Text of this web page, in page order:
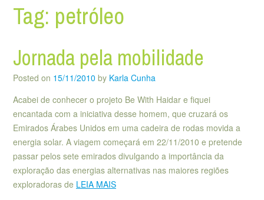
Tag: petróleo
Jornada pela mobilidade
Posted on 15/11/2010 by Karla Cunha
Acabei de conhecer o projeto Be With Haidar e fiquei
encantada com a iniciativa desse homem, que cruzará os
Emirados Árabes Unidos em uma cadeira de rodas movida a
energia solar. A viagem começará em 22/11/2010 e pretende
passar pelos sete emirados divulgando a importância da
exploração das energias alternativas nas maiores regiões
exploradoras de LEIA MAIS